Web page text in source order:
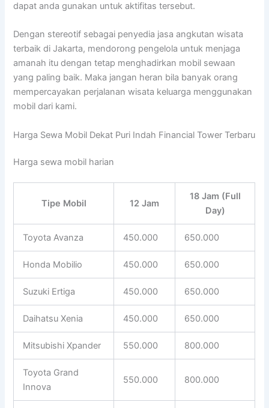
dapat anda gunakan untuk aktifitas tersebut.
Dengan stereotif sebagai penyedia jasa angkutan wisata
terbaik di Jakarta, mendorong pengelola untuk menjaga
amanah itu dengan tetap menghadirkan mobil sewaan
yang paling baik. Maka jangan heran bila banyak orang
mempercayakan perjalanan wisata keluarga menggunakan
mobil dari kami.
Harga Sewa Mobil Dekat Puri Indah Financial Tower Terbaru
Harga sewa mobil harian
Tipe Mobil 12 Jam
18 Jam (Full
Day)
Toyota Avanza 450.000 650.000
Honda Mobilio 450.000 650.000
Suzuki Ertiga 450.000 650.000
Daihatsu Xenia 450.000 650.000
Mitsubishi Xpander 550.000 800.000
Toyota Grand
Innova
550.000 800.000